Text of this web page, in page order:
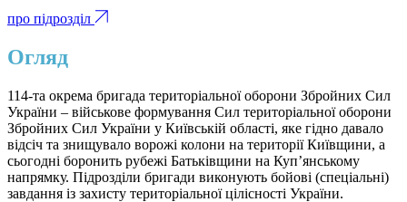
про підрозділ
Огляд
114-та окрема бригада територіальної оборони Збройних Сил
України – військове формування Сил територіальної оборони
Збройних Сил України у Київській області, яке гідно давало
відсіч та знищувало ворожі колони на території Київщини, а
сьогодні боронить рубежі Батьківщини на Куп’янському
напрямку. Підрозділи бригади виконують бойові (спеціальні)
завдання із захисту територіальної цілісності України.